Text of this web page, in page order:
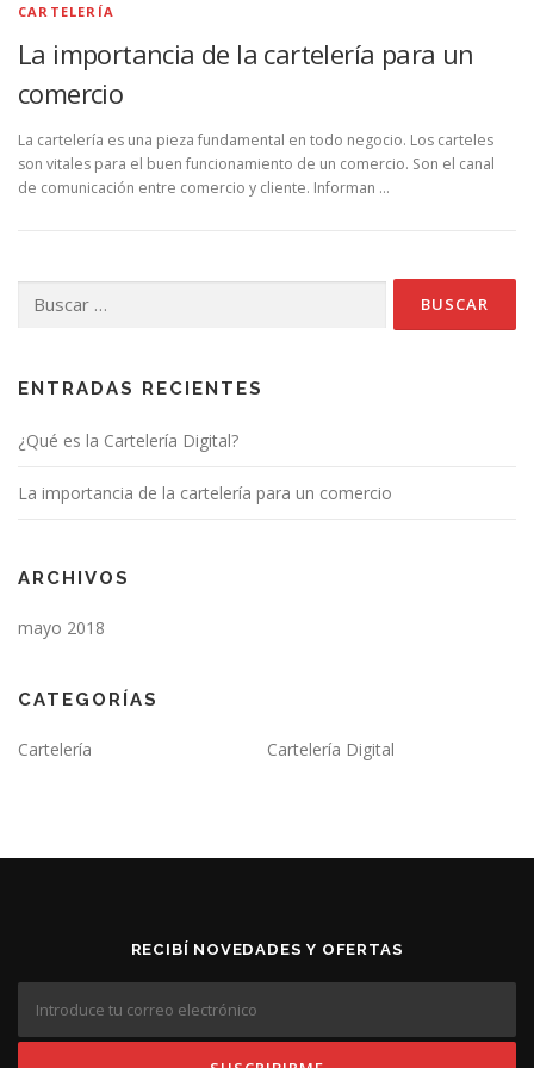
CARTELERÍA
La importancia de la cartelería para un
comercio
La cartelería es una pieza fundamental en todo negocio. Los carteles
son vitales para el buen funcionamiento de un comercio. Son el canal
de comunicación entre comercio y cliente. Informan …
ENTRADAS RECIENTES
¿Qué es la Cartelería Digital?
La importancia de la cartelería para un comercio
ARCHIVOS
mayo 2018
CATEGORÍAS
Cartelería Cartelería Digital
RECIBÍ NOVEDADES Y OFERTAS